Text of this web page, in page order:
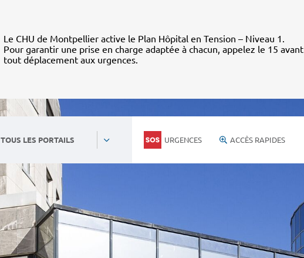
Le CHU de Montpellier active le Plan Hôpital en Tension – Niveau 1.
Pour garantir une prise en charge adaptée à chacun, appelez le 15 avant
tout déplacement aux urgences.
TOUS LES PORTAILS URGENCES ACCÈS RAPIDES